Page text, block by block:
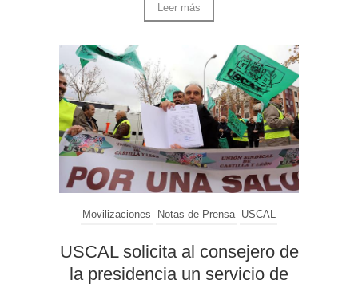
Leer más
Movilizaciones Notas de Prensa USCAL
USCAL solicita al consejero de
la presidencia un servicio de